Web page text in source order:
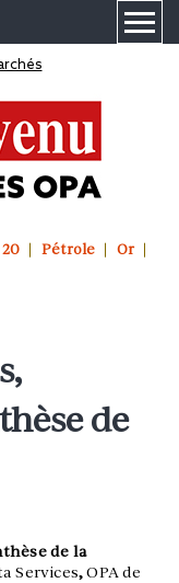
20 Pétrole
Or
de
de la
Services,OPA de